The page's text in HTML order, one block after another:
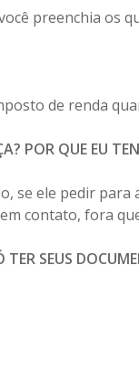
preenchia os
de renda
POR QUE EU
se ele pedir
contato, fora
SEUS